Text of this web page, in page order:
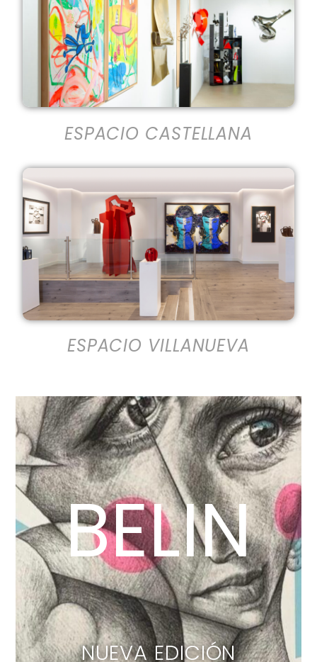
ESPACIO CASTELLANA
ESPACIO VILLANUEVA
BELIN
NUEVA EDICIÓN